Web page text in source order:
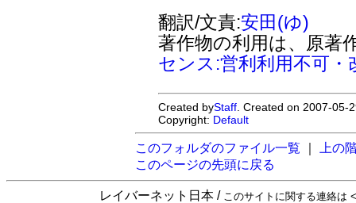
翻訳/文責:安田(ゆ)
著作物の利用は、原著
センス:営利利用不可・
Created byStaff . Created on 2007-
Copyright: Default
このフォルダのファイル一覧
上の
このページの先頭に戻る
レイバーネット日本 / このサイトに関する連絡は